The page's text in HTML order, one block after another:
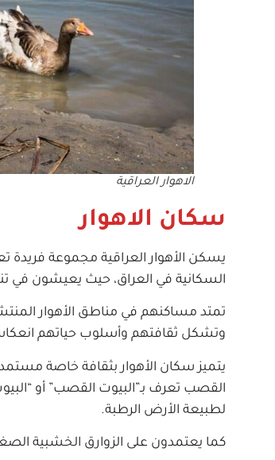
الاهوار العراقية
سكان الاهوار
يسكن الأهوار العراقية مجموعة فريدة
السكانية في العراق، حيث يعيشون في
تمتد مساكنهم في مناطق الأهوار
وتشكل ثقافتهم وأسلوب حياتهم
يتميز سكان الأهوار بثقافة خاصة
القصب تعرف بـ”البيوت القصب” أو
لطبيعة الأرض الرطبة.
كما يعتمدون على الزوارق الخشبية